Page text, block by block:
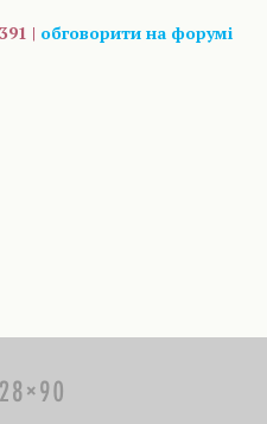
| обговорити на форумі